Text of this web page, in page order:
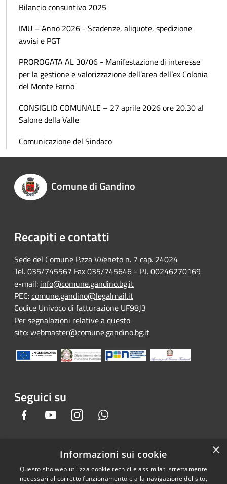
Bilancio consuntivo 2025
IMU – Anno 2026 - Scadenze, aliquote, spedizione
avvisi e PGT
PROROGATA AL 30/06 - Manifestazione di interesse
per la gestione e valorizzazione dell’area dell’ex Colonia
del Monte Farno
CONSIGLIO COMUNALE – 27 aprile 2026 ore 20.30 al
Salone della Valle
Comunicazione del Sindaco
Comune di Gandino
Recapiti e contatti
Sede del Comune P.zza V.Veneto n. 7 cap. 24024
Tel. 035/745567 Fax 035/745646 - P.I. 00246270169
e-mail: info@comune.gandino.bg.it
PEC:comune.gandino@legalmail.it
Codice Univoco di fatturazione UF98J3
Per segnalazioni relative a questo
sito:webmaster@comune.gandino.bg.it
Seguici su
Facebook YoutubeInstagram
Accessibilità
Gandino • Powered by
×
Informazioni sui cookie
Questo sito web utilizza cookie tecnici e assimilati strettamente
necessari al corretto funzionamento e alla navigazione del sito,